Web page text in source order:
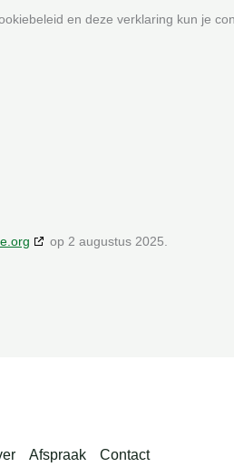
en deze verklaring kun je
op 2 augustus 2025.
Afspraak Contact